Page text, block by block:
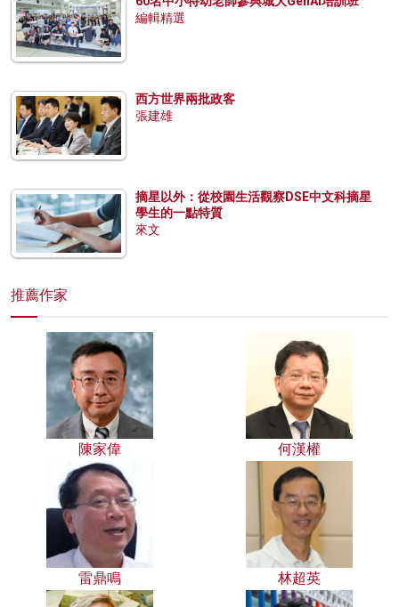
編輯精選
西方世界兩批政客
張建雄
摘星以外：從校園生活觀察DSE中文科摘星
學生的一點特質
來文
推薦作家
陳家偉 何漢權
雷鼎鳴 林超英